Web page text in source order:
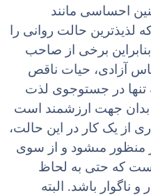
احساسى مانند
حالت روانى را
برخى از صاحب
آزادى، حیات ناقص
تنها در جست‏وجوى لذت
جهت ارزشمند است
از یک کار در این حالت،
منظور مى‏شود و از سوى
است که حتى به لحاظ
ناگوار باشد. البته